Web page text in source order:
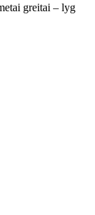
greitai – lyg